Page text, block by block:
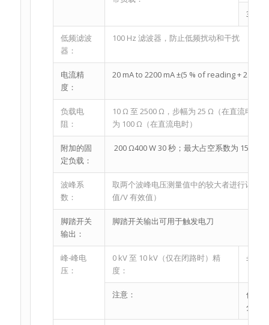
30 Hz
低频滤波
器：
100 Hz 滤波器，防止低频扰动和干扰
电流精
度：
20 mA to 2200 mA ±(5 % of reading + 2
负载电
阻：
10 Ω 至 2500 Ω，步幅为 25 Ω（在直流电时
为 100 Ω（在直流电时）
附加的固
定负载：
200 Ω400 W 30 秒；最大占空系数为 15%
波峰系
数：
取两个波峰电压测量值中的较大者进行计算
值/V 有效值）
脚踏开关
输出：
脚踏开关输出可用于触发电刀
峰-峰电
压：
0 kV 至 10 kV（仅在闭路时）精
度：
±10 %
注意：
仅在
分散